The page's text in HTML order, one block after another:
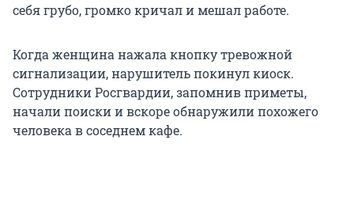
себя грубо, громко кричал и мешал работе.
Когда женщина нажала кнопку тревожной
сигнализации, нарушитель покинул киоск.
Сотрудники Росгвардии, запомнив приметы,
начали поиски и вскоре обнаружили похожего
человека в соседнем кафе.